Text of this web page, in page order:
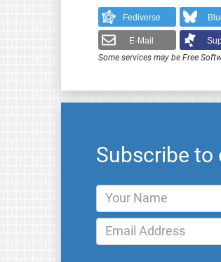
Fediverse
E-Mail
Some services may be Free
Subscribe to